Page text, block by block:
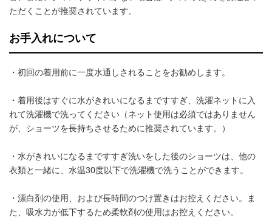
ただくことが推奨されています。
お手入れについて
・初回の着用前に一度水通しされることをお勧めします。
・着用後はすぐに水がきれいになるまですすぎ、洗濯ネットに入
れて洗濯機で洗ってください（ネット使用は必須ではありません
が、ショーツを長持ちさせるために推奨されています。）
・水がきれいになるまですすぎ洗いをした後のショーツは、他の
衣類と一緒に、水温30度以下で洗濯機で洗うことができます。
・漂白剤の使用、および長時間のつけ置きはお控えください。ま
た、吸水力が低下するため柔軟剤の使用はお控えください。